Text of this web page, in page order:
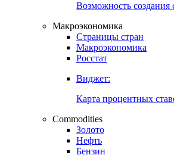
Ставки центральных
Создать индекс
Возможность создания
Страницы стран
Росстат
Виджет:
Карта процентных